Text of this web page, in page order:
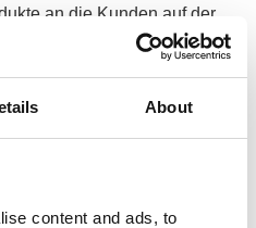
About
content and ads, to
an die Kunden auf der
Zusammenarbeit mit
Schritt in unserer
spanischen Markt“,